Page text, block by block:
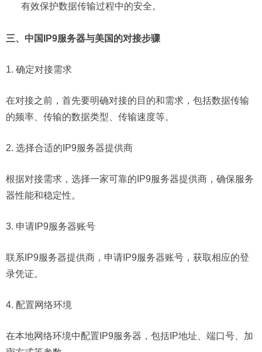
有效保护数据传输过程中的安全。
三、中国IP9服务器与美国的对接步骤
1. 确定对接需求
在对接之前，首先要明确对接的目的和需求，包括数据传输
的频率、传输的数据类型、传输速度等。
2. 选择合适的IP9服务器提供商
根据对接需求，选择一家可靠的IP9服务器提供商，确保服务
器性能和稳定性。
3. 申请IP9服务器账号
联系IP9服务器提供商，申请IP9服务器账号，获取相应的登
录凭证。
4. 配置网络环境
在本地网络环境中配置IP9服务器，包括IP地址、端口号、加